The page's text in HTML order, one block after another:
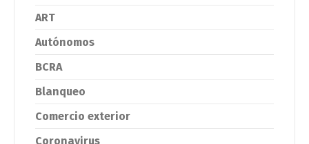
ART
Autónomos
BCRA
Blanqueo
Comercio exterior
Coronavirus